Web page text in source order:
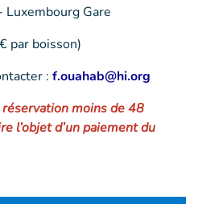
Gare
par boisson)
: f.ouahab@hi.org
moins de 48
l’objet d’un paiement du